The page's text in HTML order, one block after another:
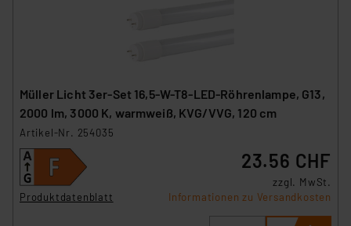
Müller Licht 3er-Set 16,5-W-T8-LED-Röhrenlampe, G13,
2000 lm, 3000 K, warmweiß, KVG/VVG, 120 cm
Artikel-Nr. 254035
Produktdatenblatt
23.56 CHF
zzgl. MwSt.
Informationen zu Versandkosten